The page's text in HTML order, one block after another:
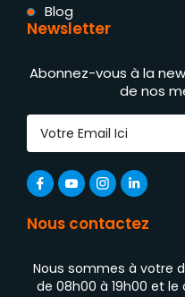
Blog
Newsletter
Abonnez-vous à la
de nos
Nous contactez
Nous sommes à votre
de 08h00 à 19h00 et